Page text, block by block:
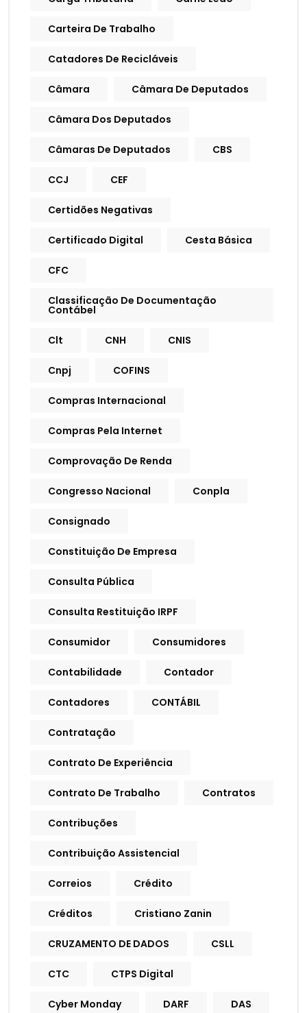
Carteira De Trabalho
Catadores De Recicláveis
Câmara Câmara De Deputados
Câmara Dos Deputados
Câmaras De Deputados CBS
CCJ CEF
Certidões Negativas
Certificado Digital Cesta Básica
CFC
Classificação De Documentação
Contábel
Clt CNH CNIS
Cnpj COFINS
Compras Internacional
Compras Pela Internet
Comprovação De Renda
Congresso Nacional Conpla
Consignado
Constituição De Empresa
Consulta Pública
Consulta Restituição IRPF
Consumidor Consumidores
Contabilidade Contador
Contadores CONTÁBIL
Contratação
Contrato De Experiência
Contrato De Trabalho Contratos
Contribuções
Contribuição Assistencial
Correios Crédito
Créditos Cristiano Zanin
CRUZAMENTO DE DADOS CSLL
CTC CTPS Digital
Cyber Monday DARF DAS